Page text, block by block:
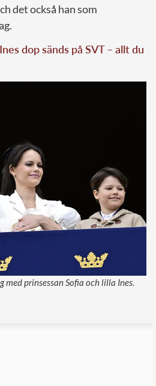
det också han som
dop sänds på SVT – allt du
med prinsessan Sofia och lilla Ines.